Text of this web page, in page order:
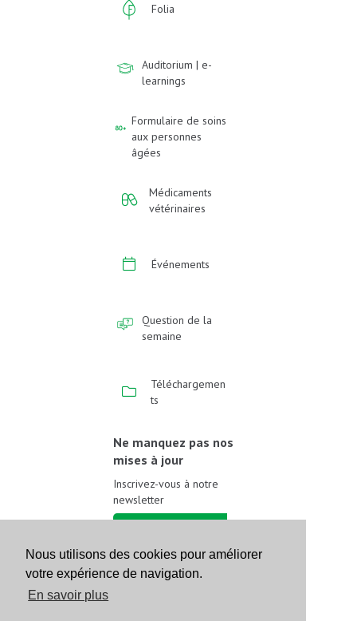
Nous utilisons des cookies pour améliorer
votre expérience de navigation.
En savoir plus
Folia
Auditorium | e-
learnings
Formulaire de soins
aux personnes
âgées
Médicaments
vétérinaires
Événements
Question de la
semaine
Téléchargemen
ts
Ne manquez pas nos
mises à jour
Inscrivez-vous à notre
newsletter
Suivez-nous sur les